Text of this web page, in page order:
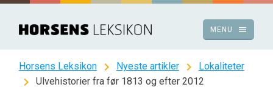
Spring
indhold
menu
MENU
Horsens Leksikon chevron_right Nyeste artikler chevron_right Lokaliteter
chevron_right Ulvehistorier fra før 1813 og efter 2012